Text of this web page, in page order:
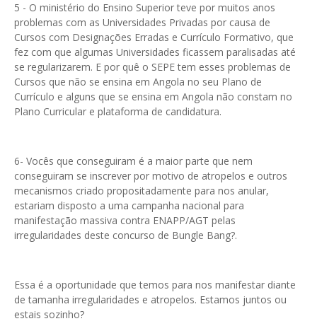
5 - O ministério do Ensino Superior teve por muitos anos
problemas com as Universidades Privadas por causa de
Cursos com Designações Erradas e Currículo Formativo, que
fez com que algumas Universidades ficassem paralisadas até
se regularizarem. E por quê o SEPE tem esses problemas de
Cursos que não se ensina em Angola no seu Plano de
Currículo e alguns que se ensina em Angola não constam no
Plano Curricular e plataforma de candidatura.
6- Vocês que conseguiram é a maior parte que nem
conseguiram se inscrever por motivo de atropelos e outros
mecanismos criado propositadamente para nos anular,
estariam disposto a uma campanha nacional para
manifestação massiva contra ENAPP/AGT pelas
irregularidades deste concurso de Bungle Bang?.
Essa é a oportunidade que temos para nos manifestar diante
de tamanha irregularidades e atropelos. Estamos juntos ou
estais sozinho?